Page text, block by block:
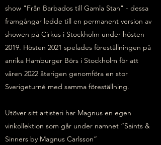
show "Från Barbados till Gamla Stan" - dessa
framgångar ledde till en permanent version av
showen på Cirkus i Stockholm under hösten
2019. Hösten 2021 spelades föreställningen på
anrika Hamburger Börs i Stockholm för att
våren 2022 återigen genomföra en stor
Sverigeturné med samma föreställning.
Utöver sitt artisteri har Magnus en egen
vinkollektion som går under namnet ”Saints &
Sinners by Magnus Carlsson”